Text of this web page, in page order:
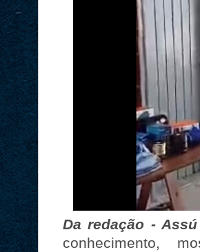
Da redação -
conhecimento,